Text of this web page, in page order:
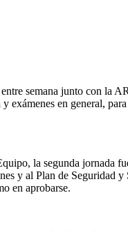
semana junto con la
exámenes en general,
la segunda jornada
y al Plan de Seguridad y
en aprobarse.